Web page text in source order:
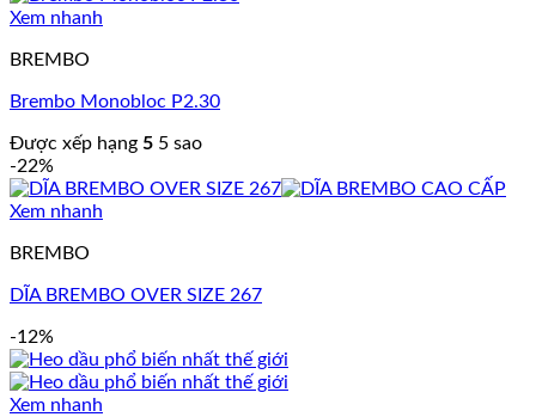
Xem nhanh
BREMBO
Brembo Monobloc P2.30
Được xếp hạng 5 5 sao
-22%
Xem nhanh
BREMBO
DĨA BREMBO OVER SIZE 267
-12%
Xem nhanh